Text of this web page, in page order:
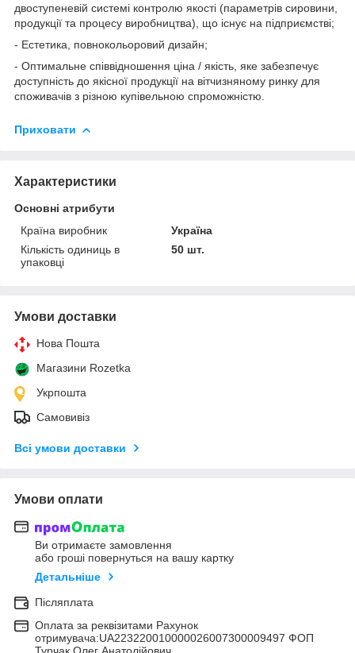
двоступеневій системі контролю якості (параметрів сировини,
продукції та процесу виробництва), що існує на підприємстві;
- Естетика, повнокольоровий дизайн;
- Оптимальне співвідношення ціна / якість, яке забезпечує
доступність до якісної продукції на вітчизняному ринку для
споживачів з різною купівельною спроможністю.
Приховати
Характеристики
Основні атрибути
Країна виробник
Україна
Кількість одиниць в
упаковці
50 шт.
Умови доставки
Нова Пошта
Магазини Rozetka
Укрпошта
Самовивіз
Всі умови доставки
Умови оплати
Ви отримаєте замовлення
або гроші повернуться на вашу картку
Детальніше
Післяплата
Оплата за реквізитами Рахунок
отримувача:UA223220010000026007300009497 ФОП